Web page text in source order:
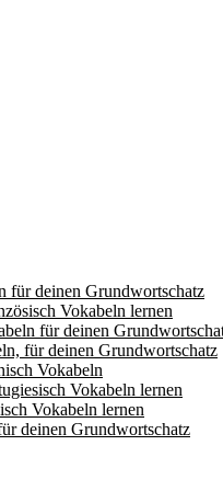
für deinen Grundwortschatz
Vokabeln lernen
für deinen
für deinen Grundwortschatz
Vokabeln
Vokabeln lernen
Vokabeln lernen
deinen Grundwortschatz